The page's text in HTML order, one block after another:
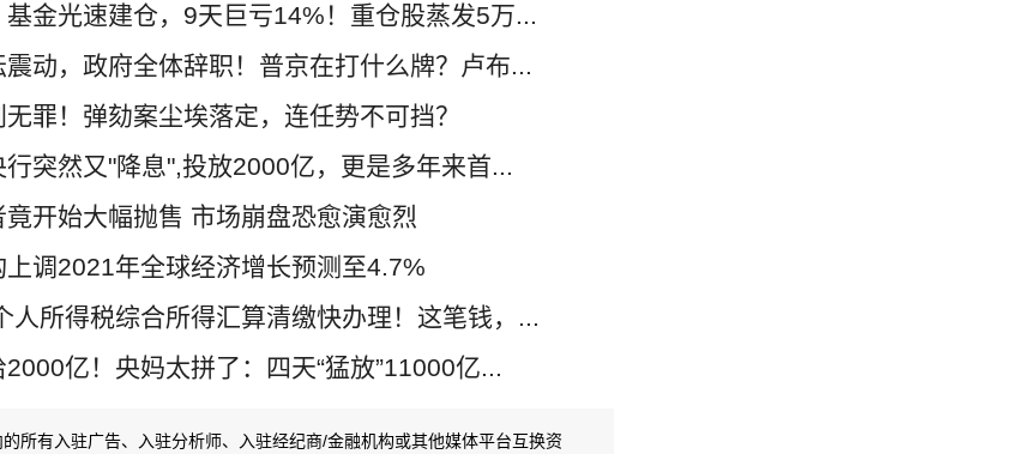
基金光速建仓，9天巨亏14%！重仓股蒸发5万...
动，政府全体辞职！普京在打什么牌？卢布...
罪！弹劾案尘埃落定，连任势不可挡？
行突然又"降息",投放2000亿，更是多年来首...
竟开始大幅抛售 市场崩盘恐愈演愈烈
上调2021年全球经济增长预测至4.7%
人所得税综合所得汇算清缴快办理！这笔钱，...
2000亿！央妈太拼了：四天“猛放”11000亿...
所有入驻广告、入驻分析师、入驻经纪商/金融机构或其他媒体平台互换资